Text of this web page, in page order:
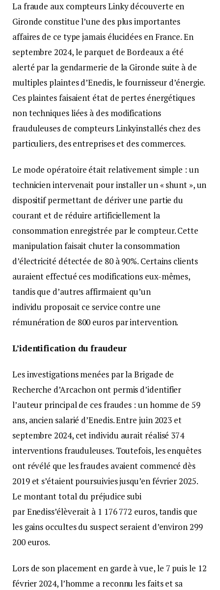
La fraude aux compteurs Linky découverte en
Gironde constitue l’une des plus importantes
affaires de ce type jamais élucidées en France. En
septembre 2024, le parquet de Bordeaux a été
alerté par la gendarmerie de la Gironde suite à de
multiples plaintes d’Enedis, le fournisseur d’énergie.
Ces plaintes faisaient état de pertes énergétiques
non techniques liées à des modifications
frauduleuses de compteurs Linkyinstallés chez des
particuliers, des entreprises et des commerces.
Le mode opératoire était relativement simple : un
technicien intervenait pour installer un « shunt », un
dispositif permettant de dériver une partie du
courant et de réduire artificiellement la
consommation enregistrée par le compteur. Cette
manipulation faisait chuter la consommation
d’électricité détectée de 80 à 90%. Certains clients
auraient effectué ces modifications eux-mêmes,
tandis que d’autres affirmaient qu’un
individu proposait ce service contre une
rémunération de 800 euros par intervention.
L’identification du fraudeur
Les investigations menées par la Brigade de
Recherche d’Arcachon ont permis d’identifier
l’auteur principal de ces fraudes : un homme de 59
ans, ancien salarié d’Enedis. Entre juin 2023 et
septembre 2024, cet individu aurait réalisé 374
interventions frauduleuses. Toutefois, les enquêtes
ont révélé que les fraudes avaient commencé dès
2019 et s’étaient poursuivies jusqu’en février 2025.
Le montant total du préjudice subi
par Enediss’élèverait à 1 176 772 euros, tandis que
les gains occultes du suspect seraient d’environ 299
200 euros.
Lors de son placement en garde à vue, le 7 puis le 12
février 2024, l’homme a reconnu les faits et sa